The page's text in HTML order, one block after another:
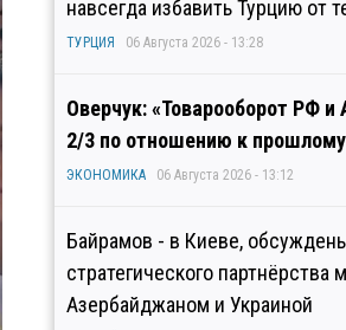
навсегда избавить Турцию от
ТУРЦИЯ 06 Августа 2026 - 13:28
Оверчук: «Товарооборот РФ и
2/3 по отношению к прошлому
ЭКОНОМИКА 06 Августа 2026 - 13:12
Байрамов - в Киеве,
стратегического партнёрства
Азербайджаном и Украиной